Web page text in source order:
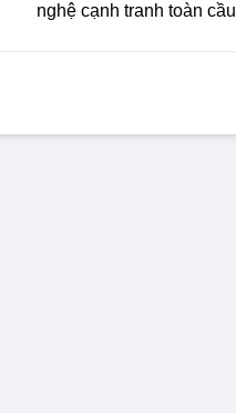
nghệ cạnh tranh toàn cầu